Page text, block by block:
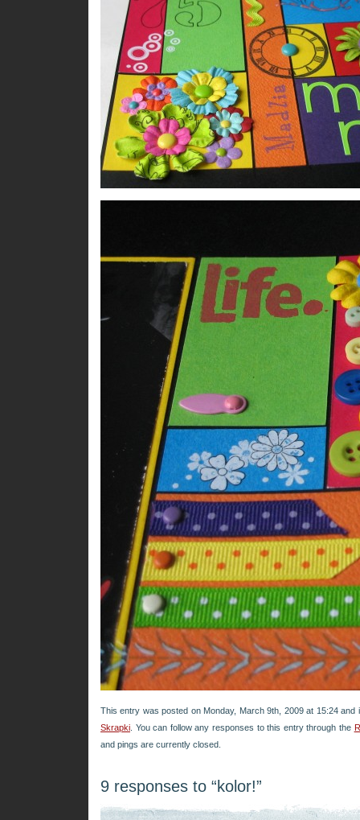
This entry was posted on Monday, March 9th, 2009 at 15:24 and
Skrapki . You can follow any responses to this entry through the
and pings are currently closed.
9 responses to “kolor!”